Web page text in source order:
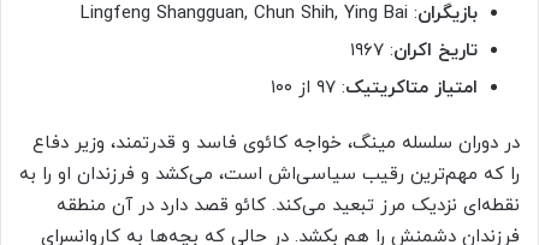
بازیگران: Lingfeng Shangguan, Chun Shih, Ying Bai
تاریخ اکران: ۱۹۶۷
امتیاز متاکریتیک: ۹۷ از ۱۰۰
در دوران سلسله مینگ، خواجه کائوی فاسد و قدرتمند، وزیر دفاع
را که مهم‌ترین رقیب سیاسی‌اش است، می‌کشد و فرزندان او را به
نقطه‌ای نزدیک مرز تبعید می‌کند. کائو قصد دارد در آن منطقه
فرزندان دشمنش را هم بکشد. در حالی که بچه‌ها به کاروانسرای